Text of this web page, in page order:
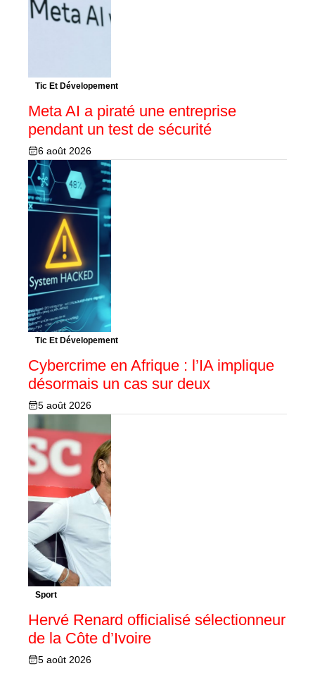
Tic Et Dévelopement
Meta AI a piraté une entreprise
pendant un test de sécurité
6 août 2026
Tic Et Dévelopement
Cybercrime en Afrique : l’IA implique
désormais un cas sur deux
5 août 2026
Sport
Hervé Renard officialisé sélectionneur
de la Côte d’Ivoire
5 août 2026